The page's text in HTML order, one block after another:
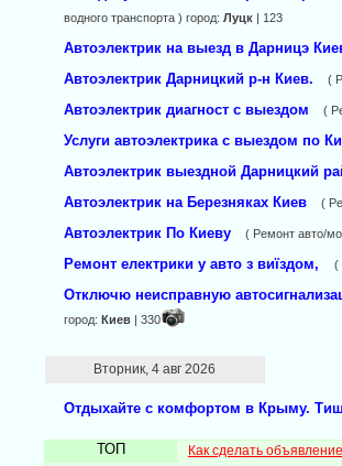
водного транспорта ) город: Луцк| 123
Автоэлектрик на выезд в Дарницэ
Автоэлектрик Дарницкий р-н Киев. (
Автоэлектрик диагност с выездом (
Услуги автоэлектрика с выездом по
Автоэлектрик выездной Дарницкий
Автоэлектрик на Березняках Киев (
Автоэлектрик По Киеву ( Ремонт авто/
Ремонт електрики у авто з виїздом, (
Отключю неисправную
город: Киев| 330
Вторник, 4 авг 2026
Отдыхайте с комфортом в Крыму.
ТОП Как сделать